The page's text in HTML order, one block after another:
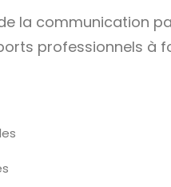
la communication
professionnels à